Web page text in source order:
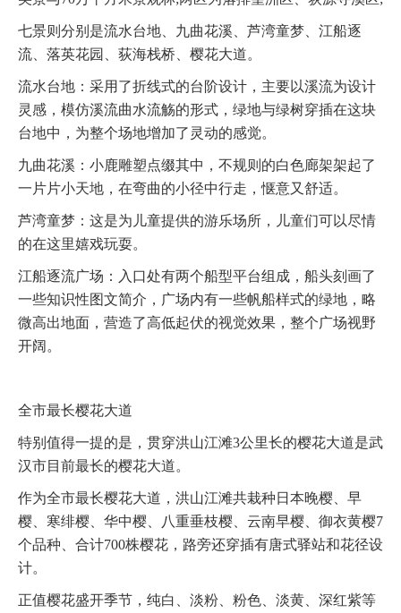
七景则分别是流水台地、九曲花溪、芦湾童梦、江船逐
流、落英花园、荻海栈桥、樱花大道。
流水台地：采用了折线式的台阶设计，主要以溪流为设计
灵感，模仿溪流曲水流觞的形式，绿地与绿树穿插在这块
台地中，为整个场地增加了灵动的感觉。
九曲花溪：小鹿雕塑点缀其中，不规则的白色廊架架起了
一片片小天地，在弯曲的小径中行走，惬意又舒适。
芦湾童梦：这是为儿童提供的游乐场所，儿童们可以尽情
的在这里嬉戏玩耍。
江船逐流广场：入口处有两个船型平台组成，船头刻画了
一些知识性图文简介，广场内有一些帆船样式的绿地，略
微高出地面，营造了高低起伏的视觉效果，整个广场视野
开阔。
全市最长樱花大道
特别值得一提的是，贯穿洪山江滩3公里长的樱花大道是武
汉市目前最长的樱花大道。
作为全市最长樱花大道，洪山江滩共栽种日本晚樱、早
樱、寒绯樱、华中樱、八重垂枝樱、云南早樱、御衣黄樱7
个品种、合计700株樱花，路旁还穿插有唐式驿站和花径设
计。
正值樱花盛开季节，纯白、淡粉、粉色、淡黄、深红紫等